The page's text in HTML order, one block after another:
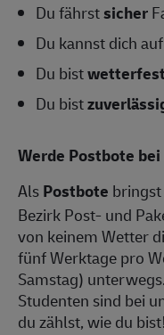
Du fährstsicher
Du kannst dich
Du bistwetterfest
Du bist
Werde Postbote
AlsPostbote
Bezirk Post- und
von keinem Wetter
fünf Werktage pro
Samstag)
Studenten sind bei
du zählst, wie du bist!